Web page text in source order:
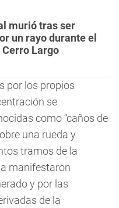
murió tras ser
un rayo durante el
Largo
por los propios
se
como “caños de
una rueda y
tramos de la
manifestaron
y por las
de la